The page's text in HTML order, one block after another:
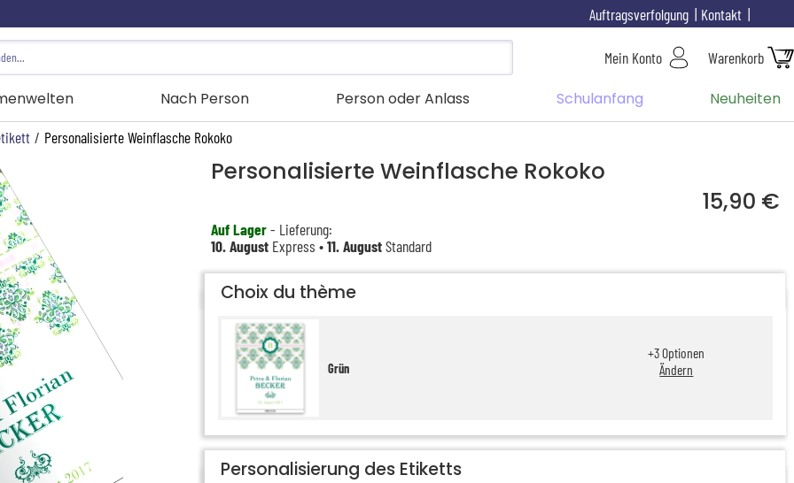
Kontakt
Auftragsverfolgung
Mein Konto Warenkorb
Nach Person Person oder Anlass Schulanfang Neuheiten
/ Personalisierte Weinflasche Rokoko
Personalisierte Weinflasche Rokoko
15,90 €
Auf Lager- Lieferung:
10. AugustExpress •11. AugustStandard
Choix du thème
Grün
+3Optionen
Ändern
Personalisierung des Etiketts